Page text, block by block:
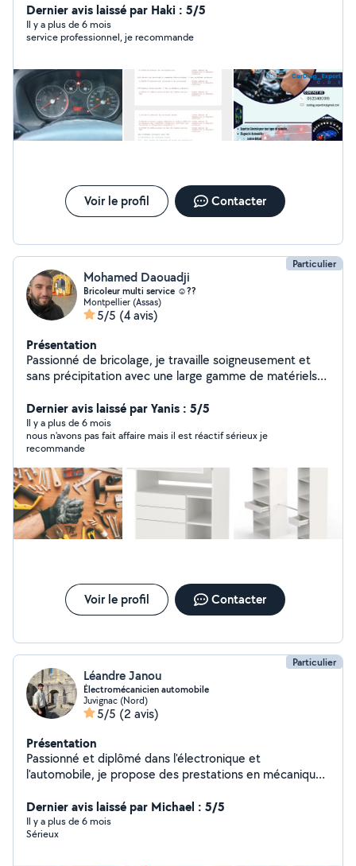
véritable savoir-faire multimarques. *Un service adapté.
Dernier avis laissé par Haki : 5/5
Il y a plus de 6 mois
service professionnel, je recommande
Voir le profil Contacter
Particulier
Mohamed Daouadji
Bricoleur multi service ☺️??️
Montpellier (Assas)
5/5 (4 avis)
Présentation
Passionné de bricolage, je travaille soigneusement et
sans précipitation avec une large gamme de matériels
Compagnons du Devoir. je travail : Spécialisation
peinture complète d'appartement au pistolet airless -
Pose tringles à rideaux - Installation suspension et
lustres - Fixation de votre TV au mur - Changement
interrupteur et prises électriques - Montage de meubles
(Dressing, ect...) - Montage et installation de cuisine -
Création de crédence personnalisé cuisine et salle de
bain (sur devis) - Pose parquet - Plomberie - Pose
faïence murale et carrelage - Réparation trou dans le
extérieur
Dernier avis laissé par Yanis : 5/5
Il y a plus de 6 mois
nous n'avons pas fait affaire mais il est réactif sérieux je
recommande
Voir le profil Contacter
Particulier
Léandre Janou
Électromécanicien automobile
Juvignac (Nord)
5/5 (2 avis)
Présentation
Passionné et diplômé dans l'électronique et
l'automobile, je propose des prestations en mécanique
aussi transporter des objets.
Dernier avis laissé par Michael : 5/5
Il y a plus de 6 mois
Sérieux